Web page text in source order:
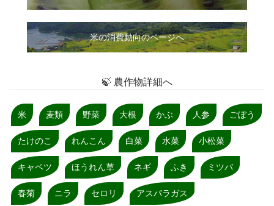
米の消費動向のページへ
🍃 農作物詳細へ
米 麦類 野菜 大根 かぶ 人参 ごぼう
たけのこ れんこん 白菜 水菜 小松菜
キャベツ ほうれん草 ネギ ふき ミツバ
春菊 ニラ セロリ アスパラガス